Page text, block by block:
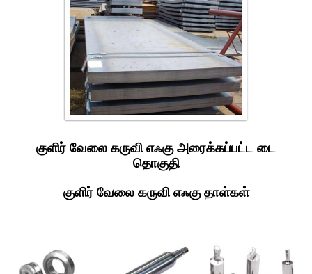
குளிர் வேலை கருவி எஃகு அரைக்கப்பட்ட டை
தொகுதி
குளிர் வேலை கருவி எஃகு தாள்கள்